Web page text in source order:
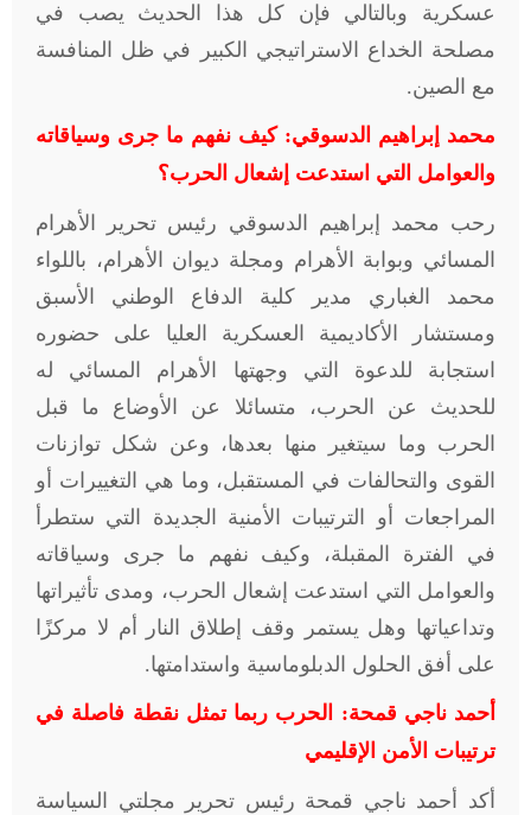
عسكرية وبالتالي فإن كل هذا الحديث يصب في
مصلحة الخداع الاستراتيجي الكبير في ظل المنافسة
مع الصين.
محمد إبراهيم الدسوقي: كيف نفهم ما جرى وسياقاته
والعوامل التي استدعت إشعال الحرب؟
رحب محمد إبراهيم الدسوقي رئيس تحرير الأهرام
المسائي وبوابة الأهرام ومجلة ديوان الأهرام، باللواء
محمد الغباري مدير كلية الدفاع الوطني الأسبق
ومستشار الأكاديمية العسكرية العليا على حضوره
استجابة للدعوة التي وجهتها الأهرام المسائي له
للحديث عن الحرب، متسائلا عن الأوضاع ما قبل
الحرب وما سيتغير منها بعدها، وعن شكل توازنات
القوى والتحالفات في المستقبل، وما هي التغييرات أو
المراجعات أو الترتيبات الأمنية الجديدة التي ستطرأ
في الفترة المقبلة، وكيف نفهم ما جرى وسياقاته
والعوامل التي استدعت إشعال الحرب، ومدى تأثيراتها
وتداعياتها وهل يستمر وقف إطلاق النار أم لا مركزًا
على أفق الحلول الدبلوماسية واستدامتها.
أحمد ناجي قمحة: الحرب ربما تمثل نقطة فاصلة في
ترتيبات الأمن الإقليمي
أكد أحمد ناجي قمحة رئيس تحرير مجلتي السياسة